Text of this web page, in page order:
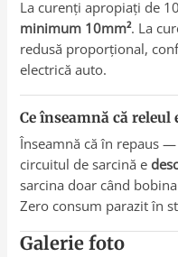
La curenți apropiați de
minimum 10mm². La
redusă proporțional,
electrică auto.
Ce înseamnă că releul
Înseamnă că în repaus
circuitul de sarcină e
sarcina doar când
Zero consum parazit în
Galerie foto